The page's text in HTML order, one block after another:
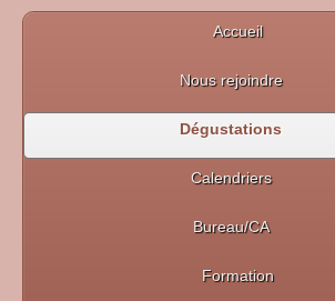
Accueil
Nous rejoindre
Dégustations
Calendriers
Bureau/CA
Formation